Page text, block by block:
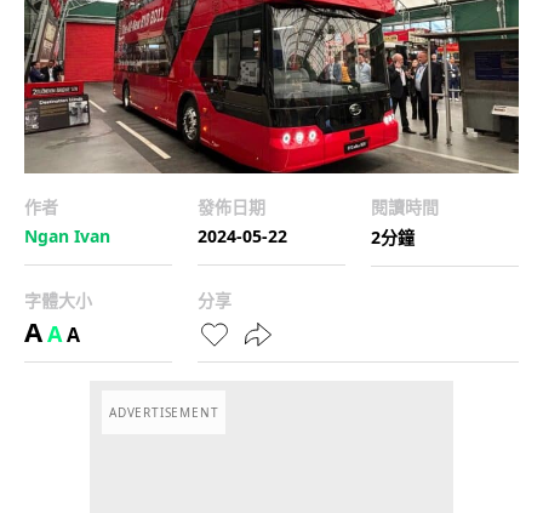
作者
Ngan Ivan
發佈日期
2024-05-22
閱讀時間
2分鐘
字體大小
AAA
分享
ADVERTISEMENT